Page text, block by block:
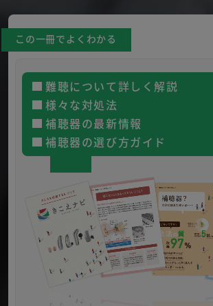
この一冊でよくわかる
難聴について詳しく解説
様々な対処法
補聴器の最新情報
補聴器の選び方ガイド